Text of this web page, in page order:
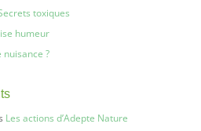
toxiques
humeur
?
Les actions d’Adepte Nature